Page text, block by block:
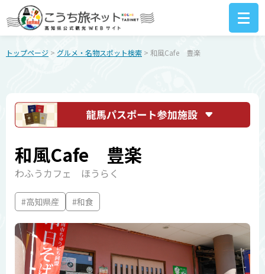
トップページ > グルメ・名物スポット検索 > 和風Cafe 豊楽
和風Cafe 豊楽
わふうカフェ ほうらく
#高知県産 #和食